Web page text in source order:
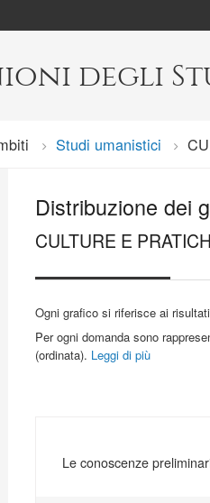
degli
Studi umanistici
Distribuzione dei
CULTURE E
Ogni grafico si riferisce ai
Per ogni domanda sono
(ordinata). Leggi di più
Le conoscenze